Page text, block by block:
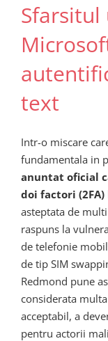
Sfarsitul
text
Intr-o miscare
fundamentala in
anuntat oficial
doi factori (2FA)
asteptata de
raspuns la
de telefonie
de tip SIM
Redmond pune
considerata
acceptabil, a
pentru actorii